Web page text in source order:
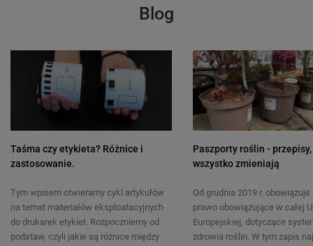
Blog
Taśma czy etykieta? Różnice i
zastosowanie.
Tym wpisem otwieramy cykl artykułów
na temat materiałów eksploatacyjnych
do drukarek etykiet. Rozpoczniemy od
podstaw, czyli jakie są różnice między
Paszporty roślin -
wszystko zmieniają
Od grudnia 2019 r.
prawo obowiązujące w całej
Europejskiej, dotyczące
zdrowia roślin. W tym zapis